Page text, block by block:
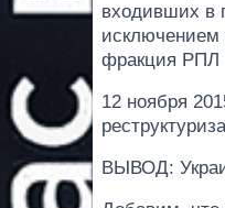
входивших в
исключением
фракция РПЛ
12 ноября
ВЫВОД: